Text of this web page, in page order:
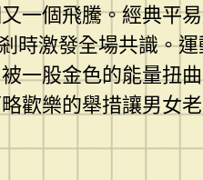
一個飛騰。經典平
時激發全場共識。
一股金色的能量扭
歡樂的舉措讓男女